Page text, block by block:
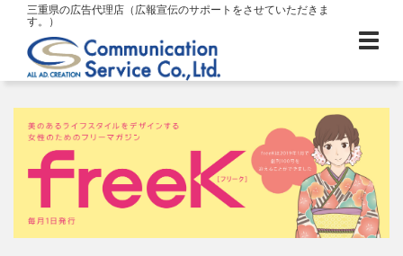
三重県の広告代理店（広報宣伝のサポートをさせていただきま
す。）